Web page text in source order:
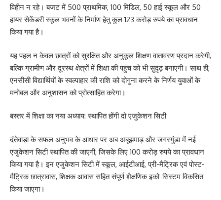
विहीन न रहे। बजट में 500 प्राथमिक, 100 मिडिल, 50 हाई स्कूल और 50
हायर सेकेंडरी स्कूल भवनों के निर्माण हेतु कुल 123 करोड़ रुपये का प्रावधान
किया गया है।
यह पहल न केवल छात्रों को सुरक्षित और अनुकूल शिक्षण वातावरण प्रदान करेगी,
बल्कि ग्रामीण और दूरस्थ क्षेत्रों में शिक्षा की पहुंच को भी सुदृढ़ बनाएगी। साथ ही,
एनसीसी विद्यार्थियों के स्वल्पाहार की राशि को दोगुना करने के निर्णय युवाओं के
मनोबल और अनुशासन को प्रोत्साहित करेगा।
बस्तर में शिक्षा का नया अध्याय: स्थापित होंगी दो एजुकेशन सिटी
दंतेवाड़ा के सफल अनुभव के आधार पर अब अबूझमाड़ और जगरगुंडा में नई
एजुकेशन सिटी स्थापित की जाएगी, जिसके लिए 100 करोड़ रुपये का प्रावधान
किया गया है। इन एजुकेशन सिटी में स्कूल, आईटीआई, प्री-मैट्रिक एवं पोस्ट-
मैट्रिक छात्रावास, शिक्षक आवास सहित संपूर्ण शैक्षणिक इको-सिस्टम विकसित
किया जाएगा।